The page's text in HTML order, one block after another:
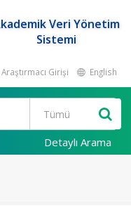
Veri Yönetim
Sistemi
Araştırmacı Girişi English
Detaylı Arama